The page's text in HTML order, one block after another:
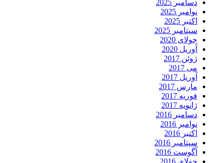
دسامبر 2025
نوامبر 2025
اکتبر 2025
سپتامبر 2025
جولای 2020
آوریل 2020
ژوئن 2017
می 2017
آوریل 2017
مارس 2017
فوریه 2017
ژانویه 2017
دسامبر 2016
نوامبر 2016
اکتبر 2016
سپتامبر 2016
آگوست 2016